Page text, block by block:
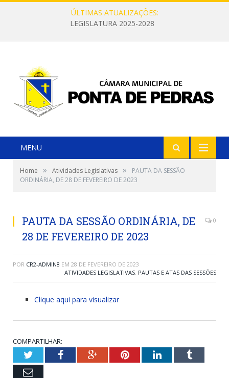
ÚLTIMAS ATUALIZAÇÕES:
LEGISLATURA 2025-2028
MENU
Home » Atividades Legislativas »
PAUTA DA SESSÃO
ORDINÁRIA, DE 28 DE FEVEREIRO DE 2023
PAUTA DA SESSÃO ORDINÁRIA, DE
28 DE FEVEREIRO DE 2023
0
POR CR2-ADMIN8 EM 28 DE FEVEREIRO DE 2023
ATIVIDADES LEGISLATIVAS, PAUTAS E ATAS DAS SESSÕES
Clique aqui para visualizar
COMPARTILHAR:
TwitterFacebookGoogle+PinterestLinkedInTumblr
Email